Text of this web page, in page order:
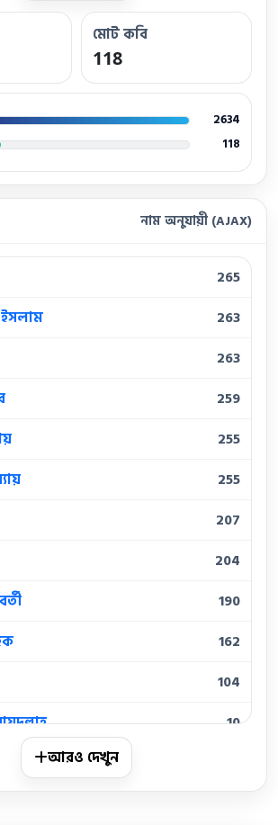
মোট কবি
118
2634
118
নাম অনুযায়ী (AJAX)
265
263
263
259
255
255
207
204
190
162
104
10
আরও দেখুন